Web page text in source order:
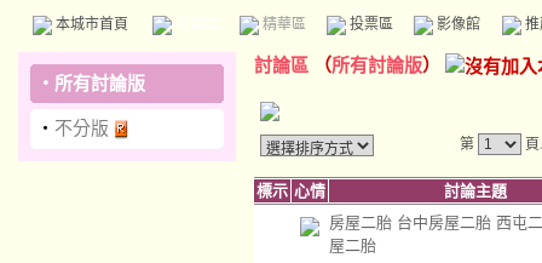
本城市首頁 精華區 投票區 影像館
‧ 所有討論版
‧ 不分版
討論區 （所有討論版）
第
標示 心情
討論主題
房屋二胎 台中房屋二胎 西屯
屋二胎